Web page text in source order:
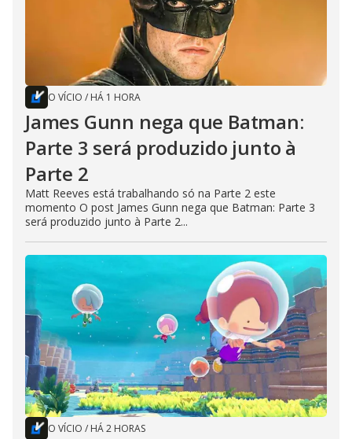
O VÍCIO / HÁ 1 HORA
James Gunn nega que Batman:
Parte 3 será produzido junto à
Parte 2
Matt Reeves está trabalhando só na Parte 2 este
momento O post James Gunn nega que Batman: Parte 3
será produzido junto à Parte 2...
O VÍCIO / HÁ 2 HORAS